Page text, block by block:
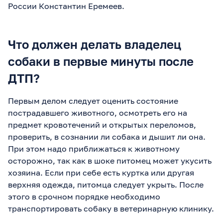
России Константин Еремеев.
Что должен делать владелец
собаки в первые минуты после
ДТП?
Первым делом следует оценить состояние
пострадавшего животного, осмотреть его на
предмет кровотечений и открытых переломов,
проверить, в сознании ли собака и дышит ли она.
При этом надо приближаться к животному
осторожно, так как в шоке питомец может укусить
хозяина. Если при себе есть куртка или другая
верхняя одежда, питомца следует укрыть. После
этого в срочном порядке необходимо
транспортировать собаку в ветеринарную клинику.